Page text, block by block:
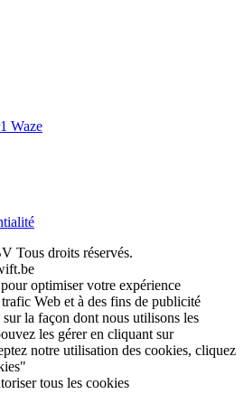
Waze
Tous droits réservés.
optimiser votre expérience
Web et à des fins de publicité
la façon dont nous utilisons les
les gérer en cliquant sur
notre utilisation des cookies, cliquez
tous les cookies